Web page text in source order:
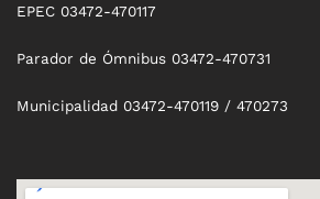
EPEC 03472-470117
Parador de Ómnibus 03472-470731
Municipalidad 03472-470119 / 470273